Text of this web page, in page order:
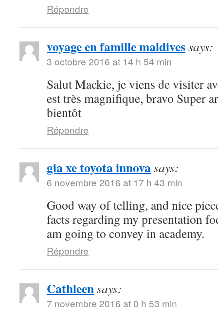
Répondre
voyage en famille maldivessays:
3 octobre 2016 at 14 h 54 min
Salut Mackie, je viens de visiter
est très magnifique, bravo Super
bientôt
Répondre
gia xe toyota innovasays:
6 novembre 2016 at 17 h 43 min
Good way of telling, and nice
facts regarding my presentation
am going to convey in academy.
Répondre
Cathleensays:
7 novembre 2016 at 0 h 53 min